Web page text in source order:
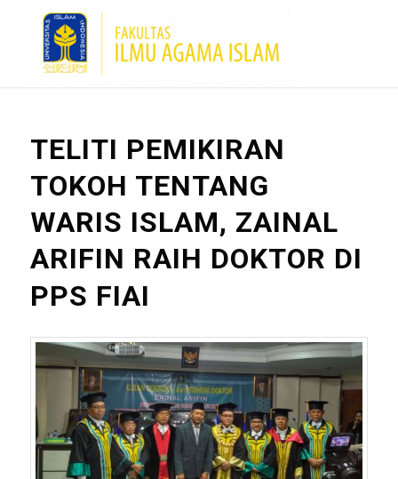
TELITI PEMIKIRAN
TOKOH TENTANG
WARIS ISLAM, ZAINAL
ARIFIN RAIH DOKTOR DI
PPS FIAI